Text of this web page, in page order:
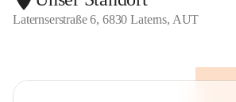
Laternserstraße 6, 6830 Laterns, AUT